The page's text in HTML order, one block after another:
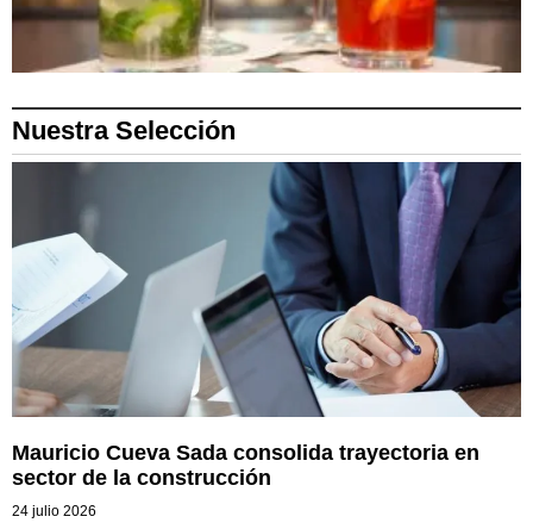
Nuestra Selección
Mauricio Cueva Sada consolida trayectoria en
sector de la construcción
24 julio 2026